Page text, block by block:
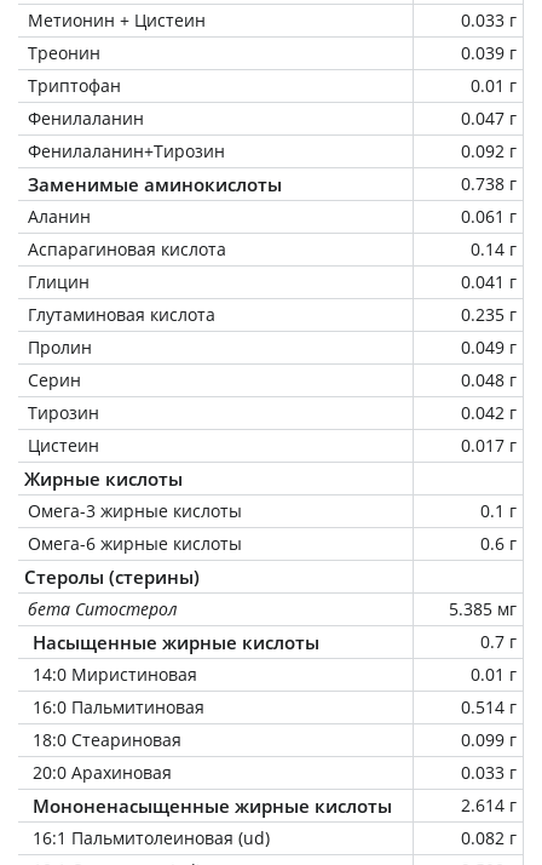
Метионин + Цистеин
0.033 г
Треонин
0.039 г
Триптофан
0.01 г
Фенилаланин
0.047 г
Фенилаланин+Тирозин
0.092 г
Заменимые аминокислоты
0.738 г
Аланин
0.061 г
Аспарагиновая кислота
0.14 г
Глицин
0.041 г
Глутаминовая кислота
0.235 г
Пролин
0.049 г
Серин
0.048 г
Тирозин
0.042 г
Цистеин
0.017 г
Жирные кислоты
Омега-3 жирные кислоты
0.1 г
Омега-6 жирные кислоты
0.6 г
Стеролы (стерины)
бета Ситостерол 5.385 мг
Насыщенные жирные кислоты
0.7 г
14:0 Миристиновая
0.01 г
16:0 Пальмитиновая
0.514 г
18:0 Стеариновая
0.099 г
20:0 Арахиновая
0.033 г
Мононенасыщенные жирные кислоты
2.614 г
16:1 Пальмитолеиновая (ud)
0.082 г